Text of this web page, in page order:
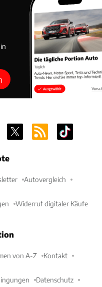
Autovergleich
Widerruf digitaler Käufe
von A-Z Kontakt
Datenschutz